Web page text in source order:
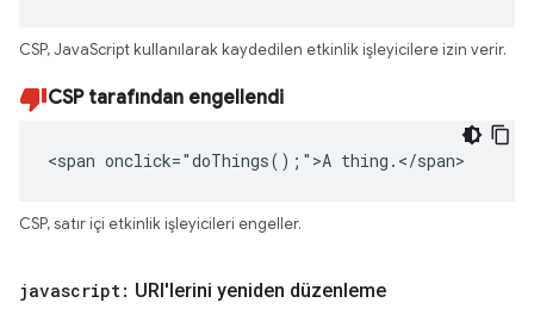
CSP, JavaScript kullanılarak kaydedilen etkinlik işleyicilere izin verir.
CSP tarafından engellendi
<span onclick="doThings();">A thing.</span>
CSP, satır içi etkinlik işleyicileri engeller.
javascript: URI'lerini yeniden düzenleme